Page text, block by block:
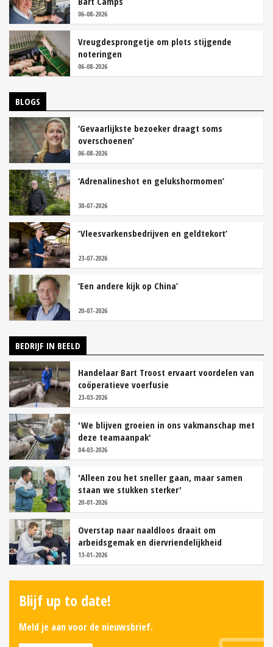
06-08-2026
Vreugdesprongetje om plots stijgende
noteringen
06-08-2026
BLOGS
‘Gevaarlijkste bezoeker draagt soms
overschoenen’
06-08-2026
‘Adrenalineshot en gelukshormomen’
30-07-2026
‘Vleesvarkensbedrijven en geldtekort’
23-07-2026
‘Een andere kijk op China’
20-07-2026
BEDRIJF IN BEELD
Handelaar Bart Troost ervaart voordelen van
coöperatieve voerfusie
23-03-2026
'We blijven groeien in ons vakmanschap met
deze teamaanpak'
04-03-2026
'Alleen zou het sneller gaan, maar samen
staan we stukken sterker'
20-01-2026
Overstap naar naaldloos draait om
arbeidsgemak en diervriendelijkheid
13-01-2026
Blijf up to date!
Meld je aan voor de nieuwsbrief.